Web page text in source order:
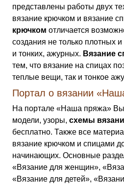
представлены работы двух
вязание крючком и вязание
крючком отличается
создания не только плотных
и тонких, ажурных. Вязание
тем, что вязание на спицах
теплые вещи, так и тонкое
Портал о вязании
На портале «Наша пряжа» Вы
модели, узоры, схемы
бесплатно. Также все
вязание крючком и спицами
начинающих. Основные
«Вязание для женщин»,
«Вязание для детей»,